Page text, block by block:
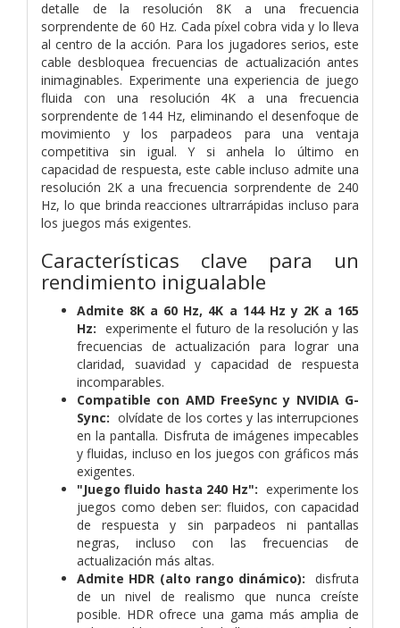
detalle de la resolución 8K a una frecuencia
sorprendente de 60 Hz. Cada píxel cobra vida y lo lleva
al centro de la acción. Para los jugadores serios, este
cable desbloquea frecuencias de actualización antes
inimaginables. Experimente una experiencia de juego
fluida con una resolución 4K a una frecuencia
sorprendente de 144 Hz, eliminando el desenfoque de
movimiento y los parpadeos para una ventaja
competitiva sin igual. Y si anhela lo último en
capacidad de respuesta, este cable incluso admite una
resolución 2K a una frecuencia sorprendente de 240
Hz, lo que brinda reacciones ultrarrápidas incluso para
los juegos más exigentes.
Características clave para un
rendimiento inigualable
Admite 8K a 60 Hz, 4K a 144 Hz y 2K a 165
Hz: experimente el futuro de la resolución y las
frecuencias de actualización para lograr una
claridad, suavidad y capacidad de respuesta
incomparables.
Compatible con AMD FreeSync y NVIDIA G-
Sync: olvídate de los cortes y las interrupciones
en la pantalla. Disfruta de imágenes impecables
y fluidas, incluso en los juegos con gráficos más
exigentes.
"Juego fluido hasta 240 Hz": experimente los
juegos como deben ser: fluidos, con capacidad
de respuesta y sin parpadeos ni pantallas
negras, incluso con las frecuencias de
actualización más altas.
Admite HDR (alto rango dinámico): disfruta
de un nivel de realismo que nunca creíste
posible. HDR ofrece una gama más amplia de